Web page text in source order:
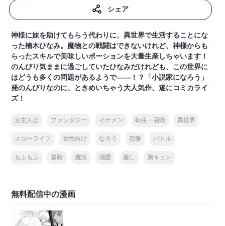
シェア
神様に妹を助けてもらう代わりに、異世界で生活することにな
った楠木ひなみ。魔物との戦闘はできないけれど、神様からも
らったスキルで美味しいポーションを大量生産しちゃいます！
のんびり気ままに過ごしていたひなみだけれども、この世界に
はどうも多くの問題があるようで――！？‎「小説家になろう」
発のんびりなのに、ときめいちゃう大人気作、遂にコミカライ
ズ！‎
女主人公 ファンタジー イケメン 転生・召喚 異世界
スローライフ 女性向け なろう 恋愛 バトル
もふもふ 冒険 魔法 溺愛 癒し 胸キュン
無料配信中の漫画